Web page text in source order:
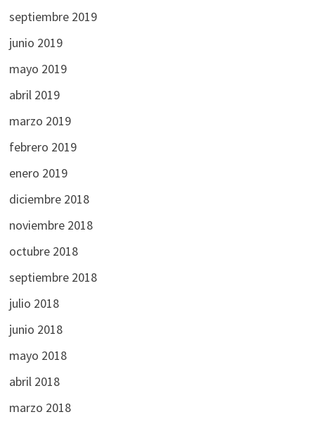
septiembre 2019
junio 2019
mayo 2019
abril 2019
marzo 2019
febrero 2019
enero 2019
diciembre 2018
noviembre 2018
octubre 2018
septiembre 2018
julio 2018
junio 2018
mayo 2018
abril 2018
marzo 2018